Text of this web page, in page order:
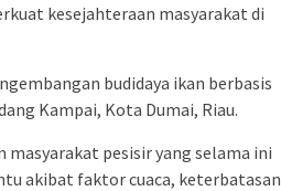
kesejahteraan masyarakat di
budidaya ikan berbasis
Kampai, Kota Dumai, Riau.
pesisir yang selama ini
akibat faktor cuaca, keterbatasan